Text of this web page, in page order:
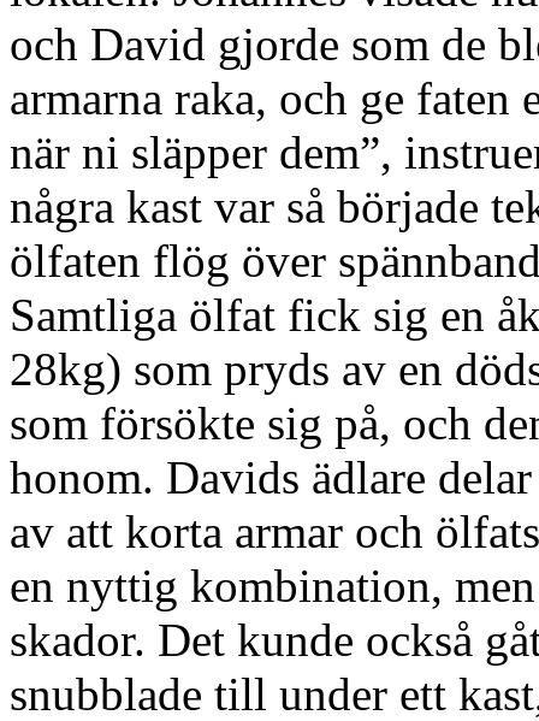
och David gjorde som de
armarna raka, och ge
när ni släpper dem”,
några kast var så började
ölfaten flög över
Samtliga ölfat fick sig en
28kg) som pryds av en
som försökte sig på, och
honom. Davids ädlare
av att korta armar och
en nyttig kombination,
skador. Det kunde också
snubblade till under ett